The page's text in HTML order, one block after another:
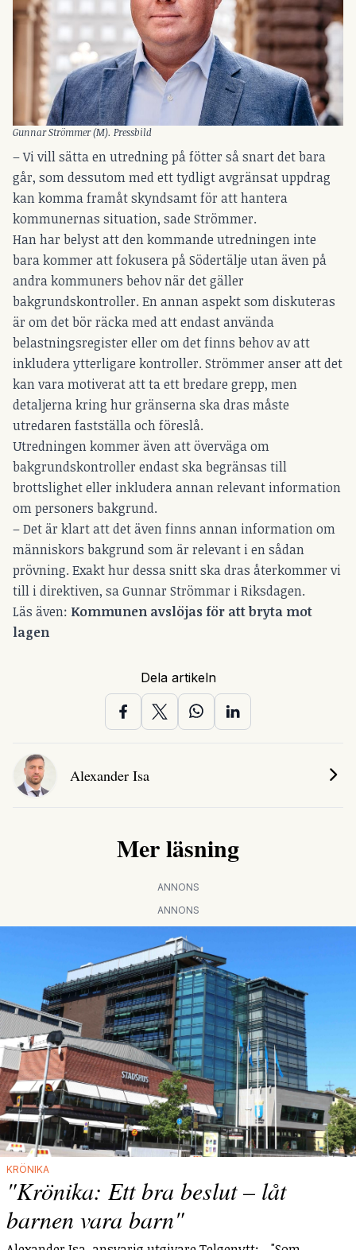
Gunnar Strömmer (M). Pressbild
– Vi vill sätta en utredning på fötter så snart det bara
går, som dessutom med ett tydligt avgränsat uppdrag
kan komma framåt skyndsamt för att hantera
kommunernas situation, sade Strömmer.
Han har belyst att den kommande utredningen inte
bara kommer att fokusera på Södertälje utan även på
andra kommuners behov när det gäller
bakgrundskontroller. En annan aspekt som diskuteras
är om det bör räcka med att endast använda
belastningsregister eller om det finns behov av att
inkludera ytterligare kontroller. Strömmer anser att det
kan vara motiverat att ta ett bredare grepp, men
detaljerna kring hur gränserna ska dras måste
utredaren fastställa och föreslå.
Utredningen kommer även att överväga om
bakgrundskontroller endast ska begränsas till
brottslighet eller inkludera annan relevant information
om personers bakgrund.
– Det är klart att det även finns annan information om
människors bakgrund som är relevant i en sådan
prövning. Exakt hur dessa snitt ska dras återkommer vi
till i direktiven, sa Gunnar Strömmar i Riksdagen.
Läs även: Kommunen avslöjas för att bryta mot
lagen
Dela artikeln
Alexander Isa
Mer läsning
ANNONS
ANNONS
KRÖNIKA
"Krönika: Ett bra beslut – låt
barnen vara barn"